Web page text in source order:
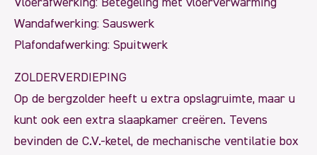
Wandafwerking: Sauswerk
Plafondafwerking: Spuitwerk
ZOLDERVERDIEPING
Op de bergzolder heeft u extra opslagruimte, maar u
kunt ook een extra slaapkamer creëren. Tevens
bevinden de C.V.-ketel, de mechanische ventilatie box